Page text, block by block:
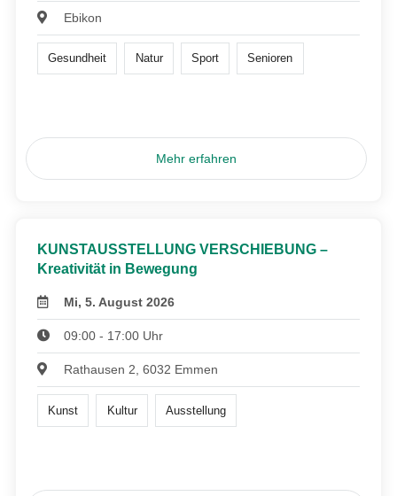
Ebikon
Gesundheit Natur Sport Senioren
Mehr erfahren
KUNSTAUSSTELLUNG VERSCHIEBUNG –
Kreativität in Bewegung
Mi, 5. August 2026
09:00 - 17:00 Uhr
Rathausen 2, 6032 Emmen
Kunst Kultur Ausstellung